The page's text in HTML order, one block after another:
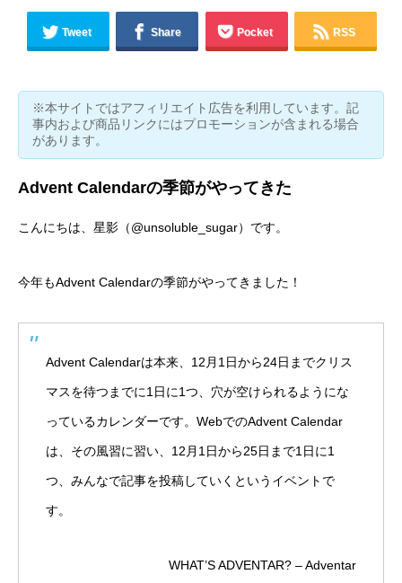
Tweet Share Pocket RSS
※本サイトではアフィリエイト広告を利用しています。記
事内および商品リンクにはプロモーションが含まれる場合
があります。
Advent Calendarの季節がやってきた
こんにちは、星影（@unsoluble_sugar）です。
今年もAdvent Calendarの季節がやってきました！
Advent Calendarは本来、12月1日から24日までクリス
マスを待つまでに1日に1つ、穴が空けられるようにな
っているカレンダーです。WebでのAdvent Calendar
は、その風習に習い、12月1日から25日まで1日に1
つ、みんなで記事を投稿していくというイベントで
す。
WHAT’S ADVENTAR? – Adventar